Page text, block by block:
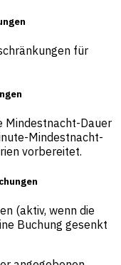
für
Mindestnacht-Dauer
Mindestnacht-
vorbereitet.
(aktiv, wenn die
Buchung gesenkt